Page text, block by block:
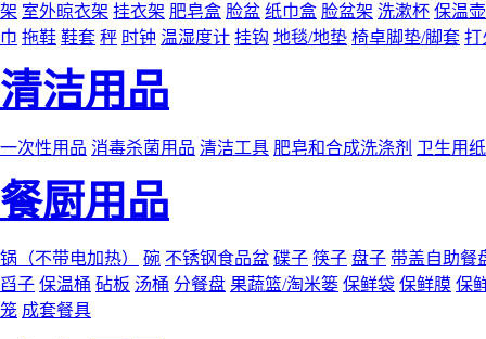
架 室外晾衣架 挂衣架 肥皂盒 脸盆 纸巾盒 脸盆架 洗漱杯 保温
巾 拖鞋 鞋套 秤 时钟 温湿度计 挂钩 地毯/地垫 椅卓脚垫/脚套 打
清洁用品
一次性用品 消毒杀菌用品 清洁工具 肥皂和合成洗涤剂 卫生用
餐厨用品
锅（不带电加热） 碗 不锈钢食品盆 碟子 筷子 盘子 带盖自助餐
舀子 保温桶 砧板 汤桶 分餐盘 果蔬篮/淘米篓 保鲜袋 保鲜膜 保
笼 成套餐具